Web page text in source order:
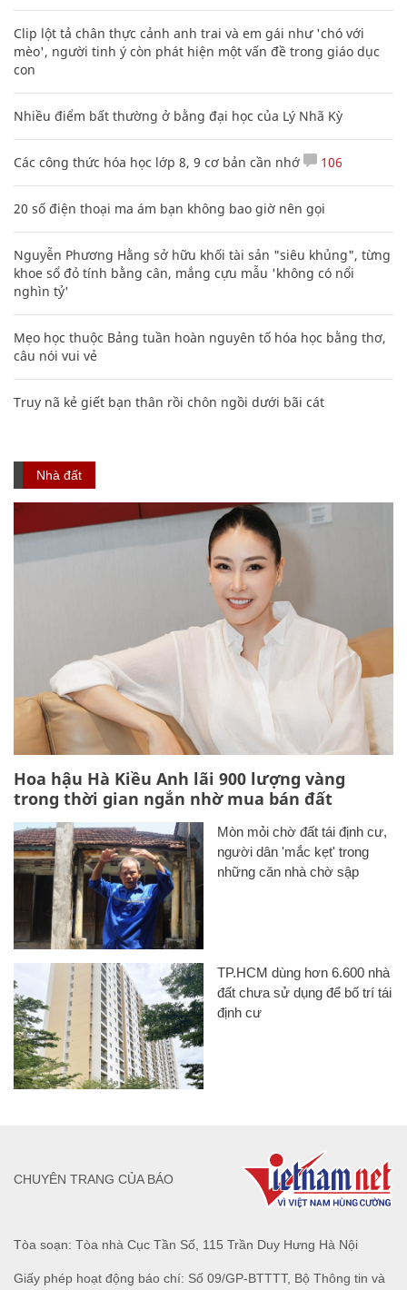
Clip lột tả chân thực cảnh anh trai và em gái như 'chó với
mèo', người tinh ý còn phát hiện một vấn đề trong giáo dục
con
Nhiều điểm bất thường ở bằng đại học của Lý Nhã Kỳ
Các công thức hóa học lớp 8, 9 cơ bản cần nhớ 106
20 số điện thoại ma ám bạn không bao giờ nên gọi
Nguyễn Phương Hằng sở hữu khối tài sản "siêu khủng", từng
khoe sổ đỏ tính bằng cân, mắng cựu mẫu 'không có nổi
nghìn tỷ'
Mẹo học thuộc Bảng tuần hoàn nguyên tố hóa học bằng thơ,
câu nói vui vẻ
Truy nã kẻ giết bạn thân rồi chôn ngồi dưới bãi cát
Nhà đất
Hoa hậu Hà Kiều Anh lãi 900 lượng vàng
trong thời gian ngắn nhờ mua bán đất
Mòn mỏi chờ đất tái định cư,
người dân 'mắc kẹt' trong
những căn nhà chờ sập
TP.HCM dùng hơn 6.600 nhà
đất chưa sử dụng để bố trí tái
định cư
Tòa soạn: Tòa nhà Cục Tần Số, 115 Trần Duy Hưng Hà Nội
Giấy phép hoạt động báo chí: Số 09/GP-BTTTT, Bộ Thông tin và
CHUYÊN TRANG CỦA BÁO